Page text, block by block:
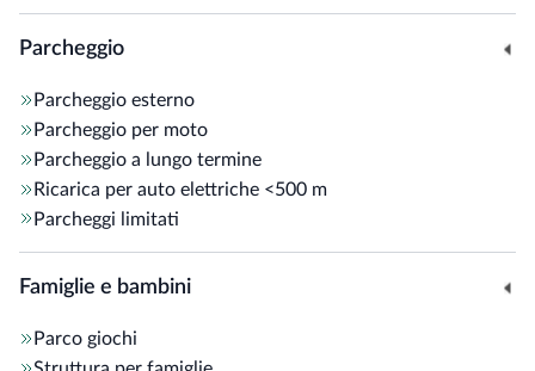
Parcheggio
Parcheggio esterno
Parcheggio per moto
Parcheggio a lungo termine
Ricarica per auto elettriche <500 m
Parcheggi limitati
Famiglie e bambini
Parco giochi